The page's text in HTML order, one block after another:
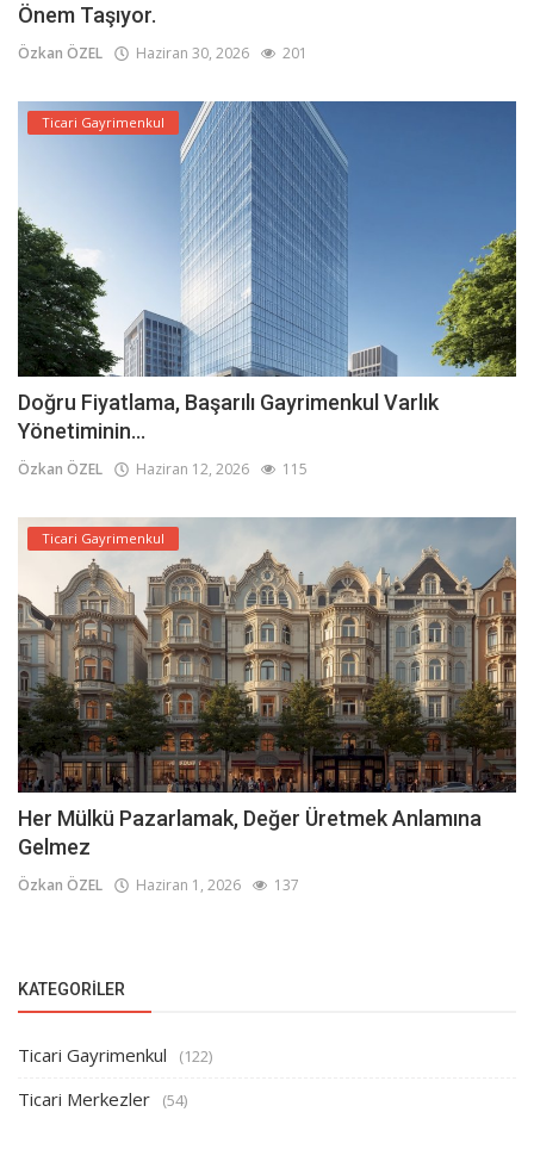
Önem Taşıyor.
Özkan ÖZEL Haziran 30, 2026 201
Ticari Gayrimenkul
Doğru Fiyatlama, Başarılı Gayrimenkul Varlık
Yönetiminin...
Özkan ÖZEL Haziran 12, 2026 115
Ticari Gayrimenkul
Her Mülkü Pazarlamak, Değer Üretmek Anlamına
Gelmez
Özkan ÖZEL Haziran 1, 2026 137
KATEGORILER
Ticari Gayrimenkul (122)
Ticari Merkezler (54)